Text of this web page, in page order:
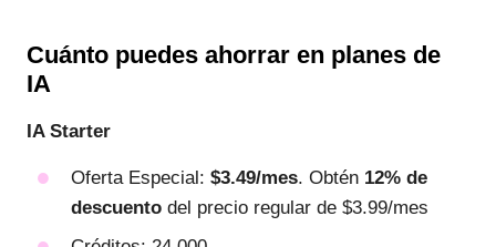
Cuánto puedes ahorrar en planes de
IA
IA Starter
Oferta Especial: $3.49/mes. Obtén 12% de
descuento del precio regular de $3.99/mes